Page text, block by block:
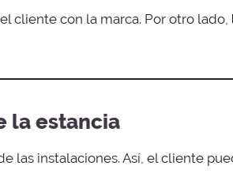
cliente con la marca. Por otro lado,
la estancia
las instalaciones. Así, el cliente